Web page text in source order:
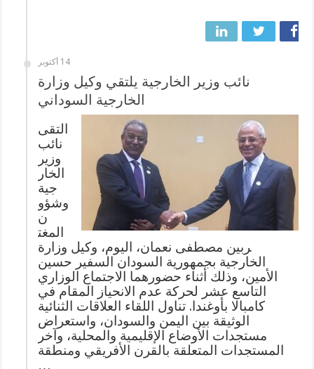
14 أكتوبر
نائب وزير الخارجية يلتقي وكيل وزارة
الخارجية السوداني
التقى
نائب
وزير
الخار
جية
وشؤو
ن
المغت
ربين مصطفى نعمان، اليوم، وكيل وزارة
الخارجية بجمهورية السودان السفير حسين
الأمين، وذلك أثناء حضورهما الاجتماع الوزاري
التاسع عشر لحركة عدم الانحياز المقام في
كامبالا بأوغندا. ​تناول اللقاء العلاقات الثنائية
الوثيقة بين اليمن والسودان، واستعراض
مستجدات الأوضاع الإقليمية والمحلية، وآخر
المستجدات المتعلقة بالقرن الأفريقي ومنطقة
…